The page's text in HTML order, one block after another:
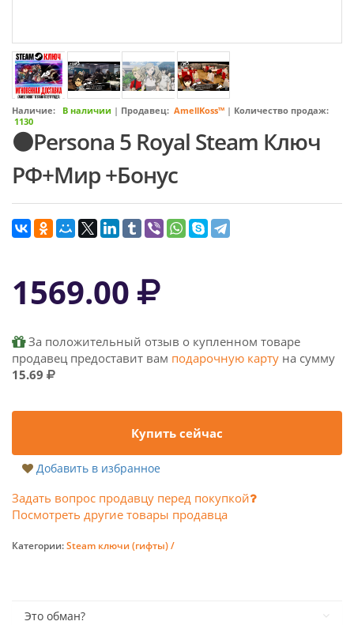
Наличие: В наличии | Продавец: AmellKoss™ | Количество продаж:
1130
⚫Persona 5 Royal Steam Ключ
РФ+Мир +Бонус
1569.00
За положительный отзыв о купленном товаре
продавец предоставит вам подарочную карту на сумму
15.69
Купить сейчас
Добавить в избранное
Задать вопрос продавцу перед покупкой
Посмотреть другие товары продавца
Категории:Steam ключи (гифты) /
Это обман?